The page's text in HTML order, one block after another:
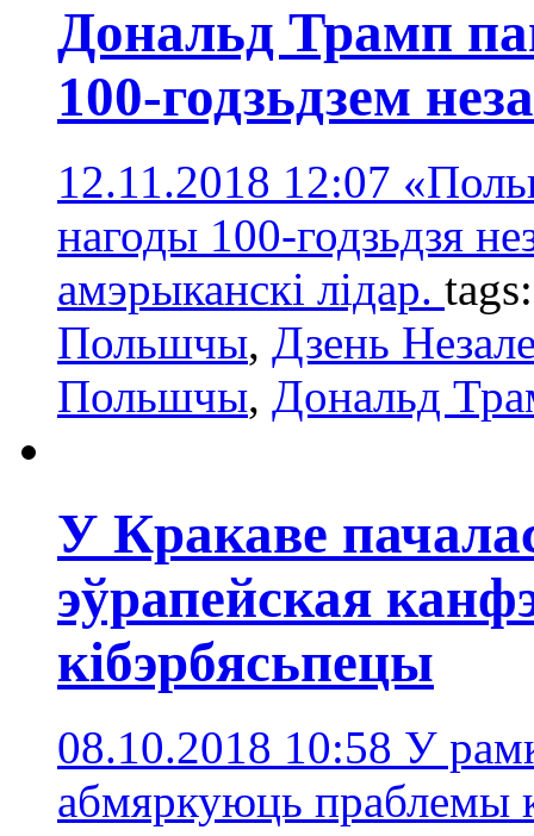
Дональд Трамп
100-годзьдзем
12.11.2018 12:07
нагоды 100-годзьдзя
амэрыканскі лідар.
Польшчы, Дзень
Польшчы, Дональд
У Кракаве
эўрапейская
кібэрбясьпецы
08.10.2018 10:58 У
абмяркуюць праблемы